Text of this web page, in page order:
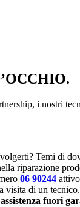
i nostri
Temi di
riparazione
06 90244
di un
assistenza fuori